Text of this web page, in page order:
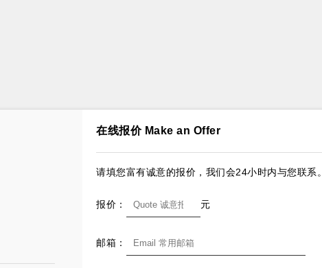
在线报价 Make an Offer
请填您富有诚意的报价，我们会24小时内与您联系。
报价： 元
邮箱：